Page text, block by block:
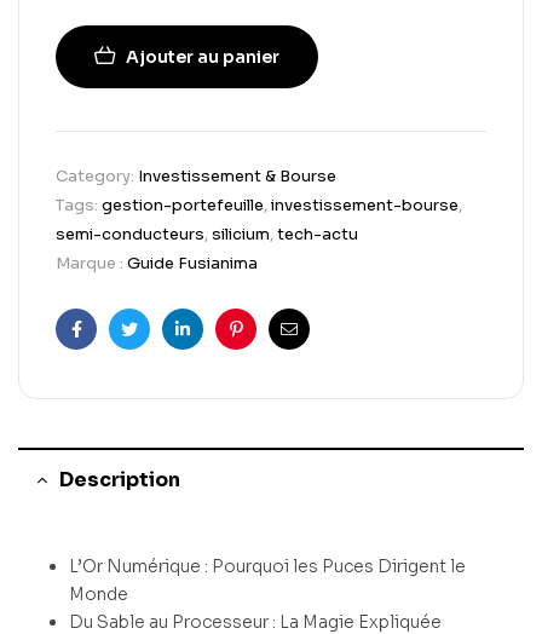
Ajouter au panier
Category: Investissement & Bourse
Tags: gestion-portefeuille,investissement-bourse,
semi-conducteurs,silicium,tech-actu
Marque : Guide Fusianima
FacebookTwitterLinkedinPinterestEmail
Description
L’Or Numérique : Pourquoi les Puces Dirigent le
Monde
Du Sable au Processeur : La Magie Expliquée